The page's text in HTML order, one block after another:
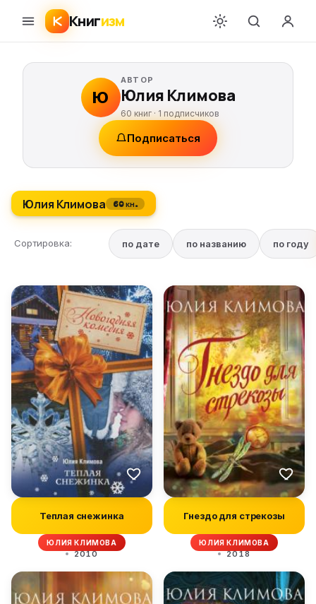
Книгизм
Ю
АВТОР
Юлия Климова
60 книг · 1 подписчиков
Подписаться
Юлия Климова 60 кн.
Сортировка: по дате по названию по году
Теплая снежинка
ЮЛИЯ КЛИМОВА
2010
Гнездо для стрекозы
ЮЛИЯ КЛИМОВА
2018